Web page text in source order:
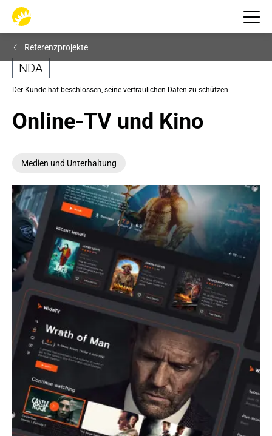
Referenzprojekte
NDA
Der Kunde hat beschlossen, seine vertraulichen Daten zu schützen
Online-TV und Kino
Medien und Unterhaltung